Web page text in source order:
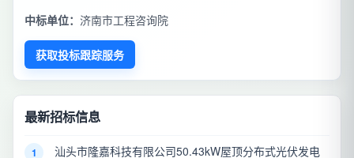
中标单位： 济南市工程咨询院
获取投标跟踪服务
最新招标信息
1
汕头市隆嘉科技有限公司50.43kW屋顶分布式光伏发电